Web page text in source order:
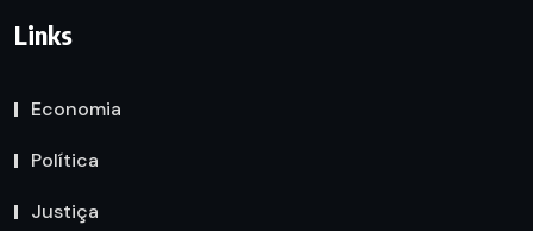
Links
Economia
Política
Justiça